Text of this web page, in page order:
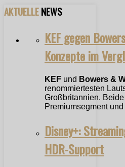
AKTUELLENEWS
KEF gegen
Konzepte im
KEF und Bowers &
renommiertesten
Großbritannien.
Premiumsegment
Disney+:
HDR-Support